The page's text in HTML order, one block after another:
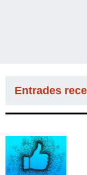
Entrades